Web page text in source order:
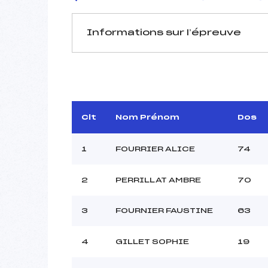
Informations sur l’épreuve
Arbitre :
Assistant :
MANCHE 1
Heure de départ :
Ouvreurs A :
Clt Nom Prénom Dos
1 FOURRIER ALICE 74
2 PERRILLAT AMBRE 70
3 FOURNIER FAUSTINE 63
4 GILLET SOPHIE 19